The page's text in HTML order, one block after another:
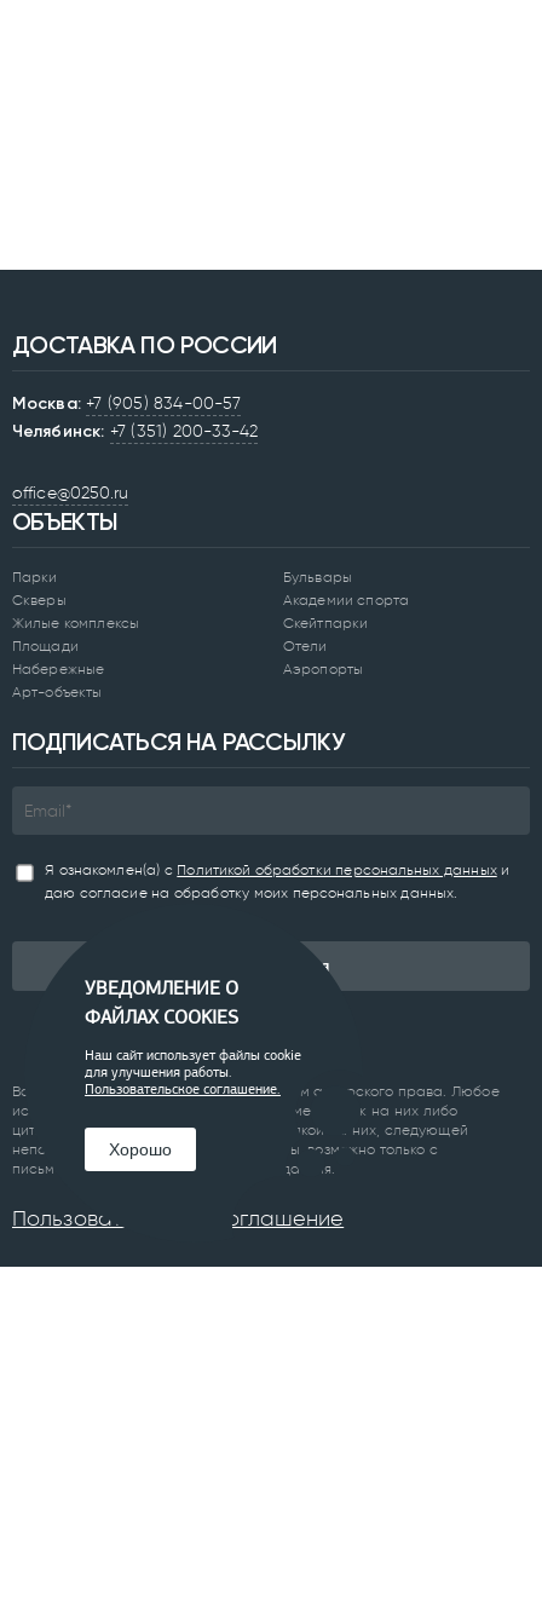
ДОСТАВКА ПО РОССИИ
Москва: +7 (905) 834-00-57
Челябинск: +7 (351) 200-33-42
office@0250.ru
ОБЪЕКТЫ
Парки
Скверы
Жилые комплексы
Площади
Набережные
Арт-объекты
Бульвары
Академии спорта
Скейтпарки
Отели
Аэропорты
ПОДПИСАТЬСЯ НА РАССЫЛКУ
Я ознакомлен(а) с Политикой обработки персональных данныхи
даю согласие на обработку моих персональных данных.
Подписаться
Все материалы сайта являются объектом авторского права. Любое
использование материалов сайта, кроме ссылок на них либо
цитирование с обязательной гиперссылкой на них, следующей
непосредственно до либо после цитаты, возможно только с
письменного разрешения правообладателя.
Пользовательское соглашение
УВЕДОМЛЕНИЕ О
ФАЙЛАХ COOKIES
Наш сайт использует файлы cookie
для улучшения работы.
Пользовательское соглашение.
Хорошо